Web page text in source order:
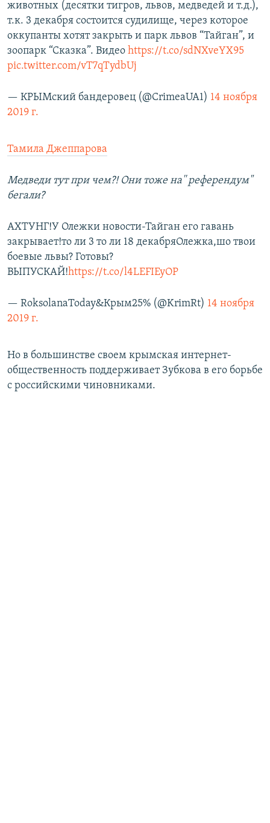
животных (десятки тигров, львов, медведей и т.д.),
т.к. 3 декабря состоится судилище, через которое
оккупанты хотят закрыть и парк львов “Тайган”, и
зоопарк “Сказка”. Видео https://t.co/sdNXveYX95
pic.twitter.com/vT7qTydbUj
— КРЫМский бандеровец (@CrimeaUA1) 14 ноября
2019 г.
Тамила Джеппарова
Медведи тут при чем?! Они тоже на'' референдум"
бегали?
АХТУНГ!У Олежки новости-Тайган его гавань
закрывает!то ли 3 то ли 18 декабряОлежка,шо твои
боевые львы? Готовы?
ВЫПУСКАЙ!https://t.co/l4LEFIEyOP
— RoksolanaToday&Крым25% (@KrimRt) 14 ноября
2019 г.
Но в большинстве своем крымская интернет-
общественность поддерживает Зубкова в его борьбе
с российскими чиновниками.